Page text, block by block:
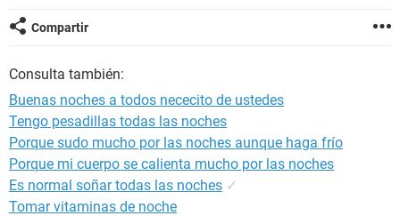
GLOSARIO
Compartir
Consulta también:
Buenas noches a todos nececito de ustedes
Tengo pesadillas todas las noches
Porque sudo mucho por las noches aunque haga frío
Porque mi cuerpo se calienta mucho por las noches
Es normal soñar todas las noches ✓
Tomar vitaminas de noche